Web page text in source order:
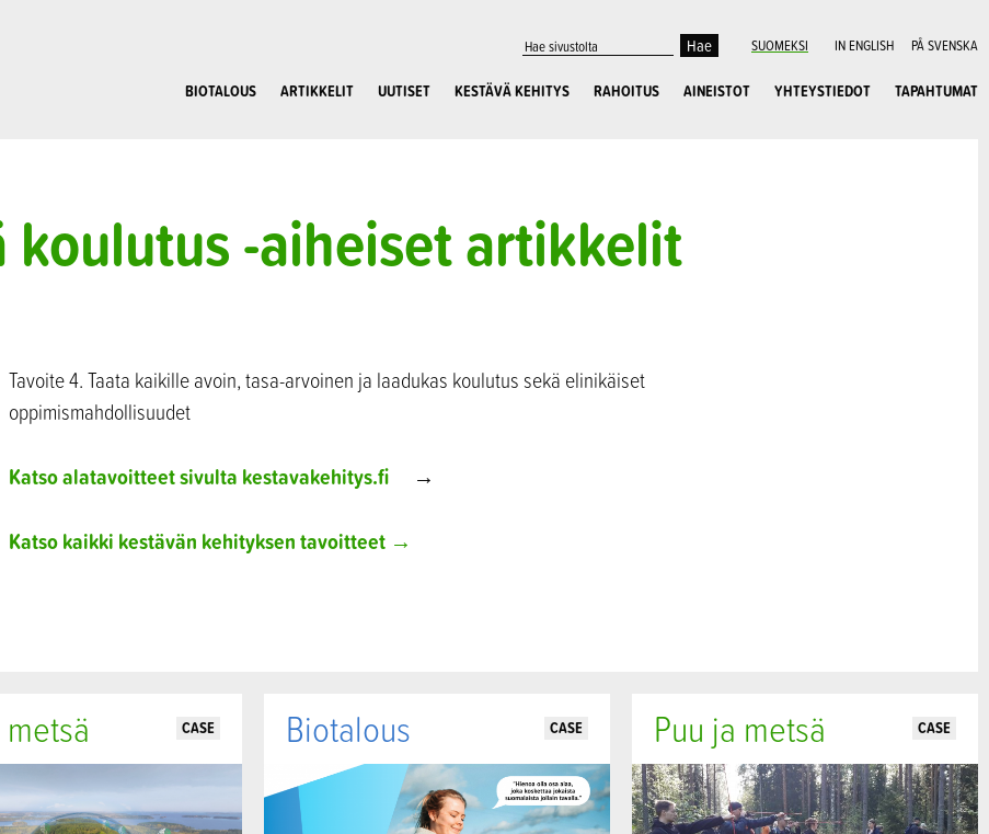
SUOMEKSI IN ENGLISH PÅ SVENSKA
BIOTALOUS ARTIKKELIT UUTISET KESTÄVÄ KEHITYS RAHOITUS AINEISTOT YHTEYSTIEDOT TAPAHTUMAT
koulutus -aiheiset artikkelit
Tavoite 4. Taata kaikille avoin, tasa-arvoinen ja laadukas koulutus sekä elinikäiset
oppimismahdollisuudet
Katso alatavoitteet sivulta kestavakehitys.fi →
Katso kaikki kestävän kehityksen tavoitteet →
CASE Biotalous CASE Puu ja metsä CASE